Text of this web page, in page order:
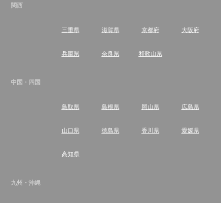
関西
三重県 滋賀県 京都府 大阪府
兵庫県 奈良県 和歌山県
中国・四国
鳥取県 島根県 岡山県 広島県
山口県 徳島県 香川県 愛媛県
高知県
九州・沖縄